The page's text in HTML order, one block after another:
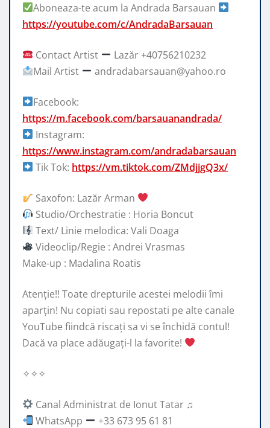
Aboneaza-te acum la Andrada Barsauan
https://youtube.com/c/AndradaBarsauan
Contact Artist
Lazăr +40756210232
Mail Artist
andradabarsauan@yahoo.ro
Facebook:
https://m.facebook.com/barsauanandrada/
Instagram:
https://www.instagram.com/andradabarsauan
Tik Tok: https://vm.tiktok.com/ZMdjjgQ3x/
Saxofon: Lazăr Arman
Studio/Orchestratie : Horia Boncut
Text/ Linie melodica: Vali Doaga
Videoclip/Regie : Andrei Vrasmas
Make-up : Madalina Roatis
Atenție!! Toate drepturile acestei melodii îmi
aparțin! Nu copiati sau repostati pe alte canale
YouTube fiindcă riscați sa vi se închidă contul!
Dacă va place adăugați-l la favorite!
✧✧✧
Canal Administrat de Ionut Tatar ♫
WhatsApp
+33 673 95 61 81